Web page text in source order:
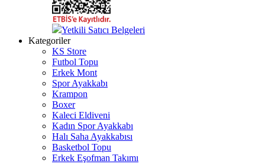
Yetkili Satıcı Belgeleri
Kategoriler
KS Store
Futbol Topu
Erkek Mont
Spor Ayakkabı
Krampon
Boxer
Kaleci Eldiveni
Kadın Spor Ayakkabı
Halı Saha Ayakkabısı
Basketbol Topu
Erkek Eşofman Takımı